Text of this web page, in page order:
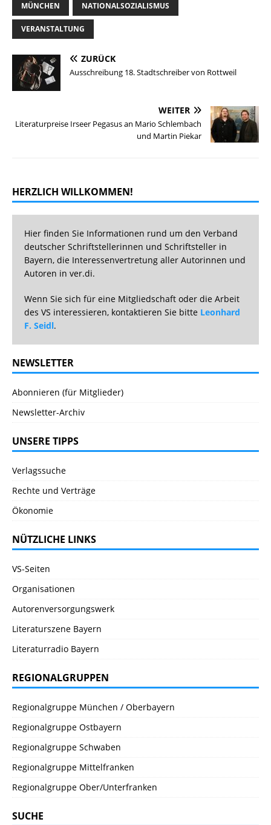
MÜNCHEN NATIONALSOZIALISMUS
VERANSTALTUNG
ZURÜCK
Ausschreibung 18. Stadtschreiber von Rottweil
WEITER
Literaturpreise Irseer Pegasus an Mario Schlembach
und Martin Piekar
HERZLICH WILLKOMMEN!
Hier finden Sie Informationen rund um den Verband
deutscher Schriftstellerinnen und Schriftsteller in
Bayern, die Interessenvertretung aller Autorinnen und
Autoren in ver.di.
Wenn Sie sich für eine Mitgliedschaft oder die Arbeit
des VS interessieren, kontaktieren Sie bitte Leonhard
F. Seidl.
NEWSLETTER
Abonnieren (für Mitglieder)
Newsletter-Archiv
UNSERE TIPPS
Verlagssuche
Rechte und Verträge
Ökonomie
NÜTZLICHE LINKS
VS-Seiten
Organisationen
Autorenversorgungswerk
Literaturszene Bayern
Literaturradio Bayern
REGIONALGRUPPEN
Regionalgruppe München / Oberbayern
Regionalgruppe Ostbayern
Regionalgruppe Schwaben
Regionalgruppe Mittelfranken
Regionalgruppe Ober/Unterfranken
SUCHE